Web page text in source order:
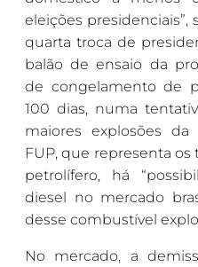
eleições
quarta troca de
balão de ensaio da
de congelamento de
100 dias, numa
maiores explosões da
FUP, que representa
petrolífero, há
diesel no mercado
desse combustível
No mercado, a